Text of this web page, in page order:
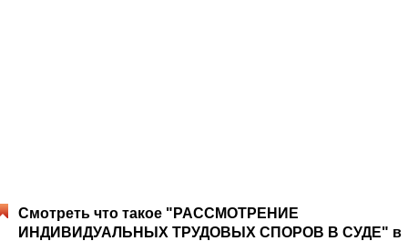
Смотреть что такое "РАССМОТРЕНИЕ
ИНДИВИДУАЛЬНЫХ ТРУДОВЫХ СПОРОВ В СУДЕ" в